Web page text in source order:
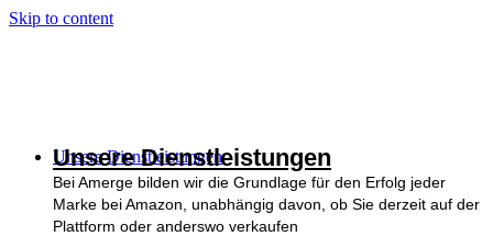
Skip to content
Unsere Dienstleistungen
Unsere Dienstleistungen
Bei Amerge bilden wir die Grundlage für den Erfolg jeder
Marke bei Amazon, unabhängig davon, ob Sie derzeit auf der
Plattform oder anderswo verkaufen